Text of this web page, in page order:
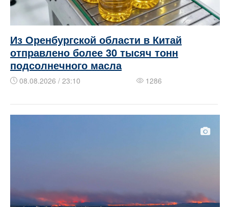
Из Оренбургской области в Китай
отправлено более 30 тысяч тонн
подсолнечного масла
08.08.2026 / 23:10 1286